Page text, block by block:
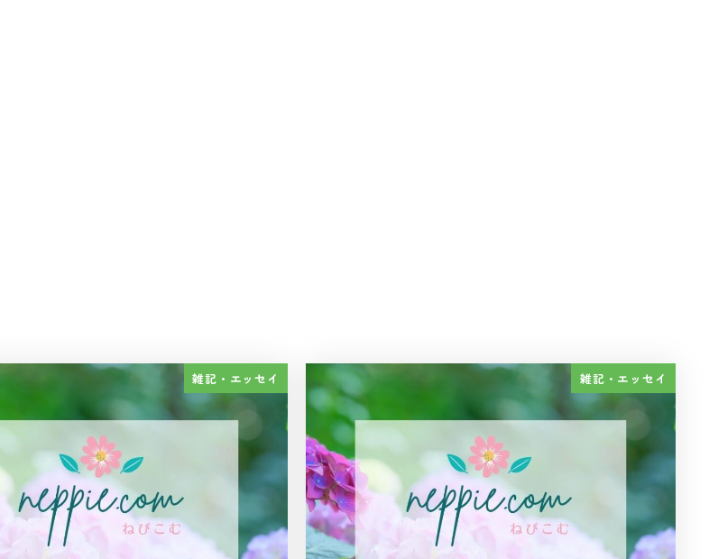
雑記・エッセイ 雑記・エッセイ